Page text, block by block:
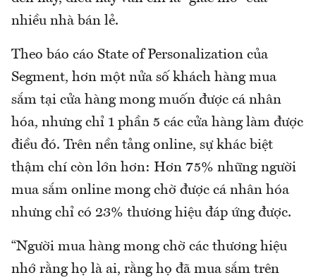
nhiều nhà bán lẻ.
Theo báo cáo State of Personalization của
Segment, hơn một nửa số khách hàng mua
sắm tại cửa hàng mong muốn được cá nhân
hóa, nhưng chỉ 1 phần 5 các cửa hàng làm được
điều đó. Trên nền tảng online, sự khác biệt
thậm chí còn lớn hơn: Hơn 75% những người
mua sắm online mong chờ được cá nhân hóa
nhưng chỉ có 23% thương hiệu đáp ứng được.
“Người mua hàng mong chờ các thương hiệu
nhớ rằng họ là ai, rằng họ đã mua sắm trên